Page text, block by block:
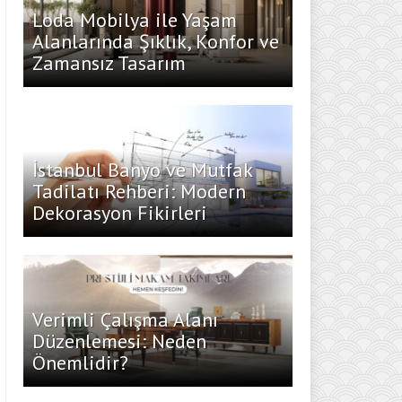
Loda Mobilya ile Yaşam
Alanlarında Şıklık, Konfor ve
Zamansız Tasarım
İstanbul Banyo ve Mutfak
Tadilatı Rehberi: Modern
Dekorasyon Fikirleri
Verimli Çalışma Alanı
Düzenlemesi: Neden
Önemlidir?